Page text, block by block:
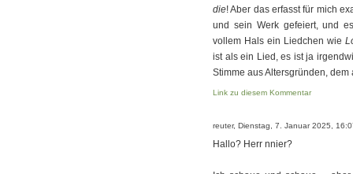
die! Aber das erfasst für mich
und sein Werk gefeiert, und
vollem Hals ein Liedchen wie
ist als ein Lied, es ist ja
Stimme aus Altersgründen,
Link zu diesem Kommentar
reuter, Dienstag, 7. Januar 2025,
Hallo? Herr nnier?